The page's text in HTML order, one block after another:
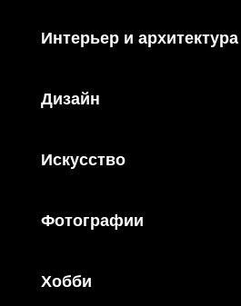
Интерьер и архитектура
Дизайн
Искусство
Фотографии
Хобби